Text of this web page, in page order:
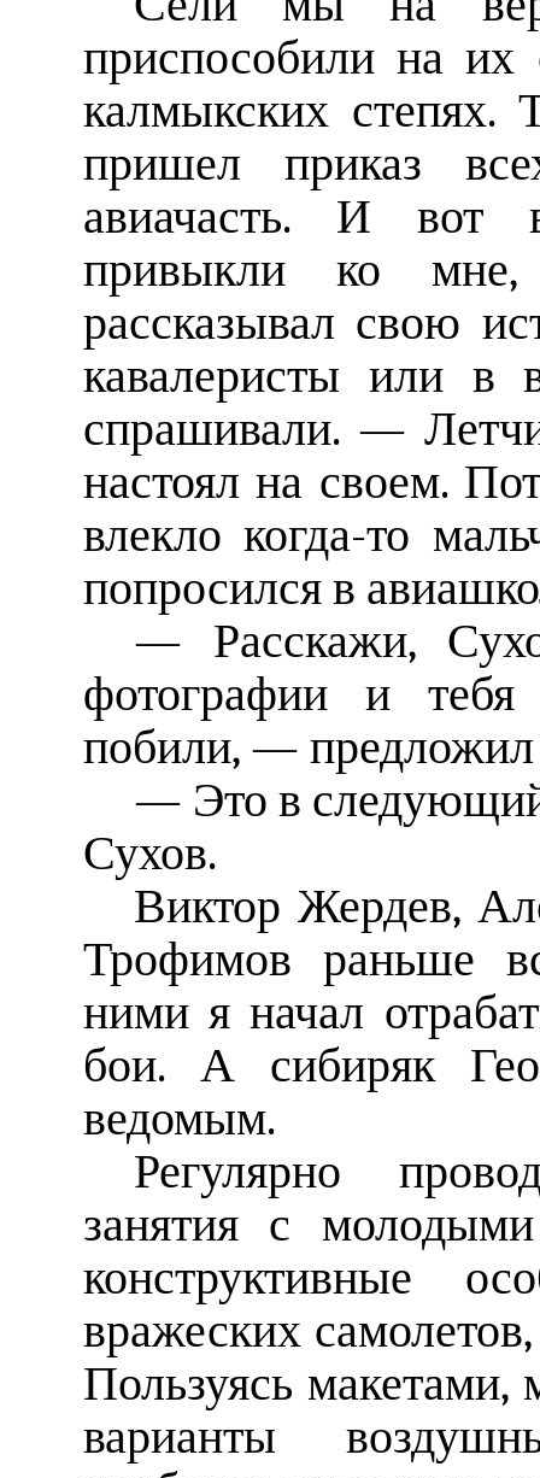
приспособили на
калмыкских
пришел приказ
авиачасть. И вот
привыкли ко мне,
рассказывал свою
кавалеристы или в
спрашивали. —
настоял на своем.
влекло когда-то
попросился в
— Расскажи,
фотографии и
побили, — предложил
— Это в
Сухов.
Виктор Жердев,
Трофимов раньше
ними я начал
бои. А сибиряк
ведомым.
Регулярно
занятия с
конструктивные
вражеских
Пользуясь
варианты